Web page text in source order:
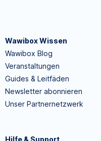
Wawibox Wissen
Wawibox Blog
Veranstaltungen
Guides & Leitfäden
Newsletter abonnieren
Unser Partnernetzwerk
Hilfe & Support